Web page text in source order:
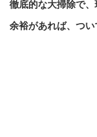
徹底的な大掃除で、
余裕があれば、つい